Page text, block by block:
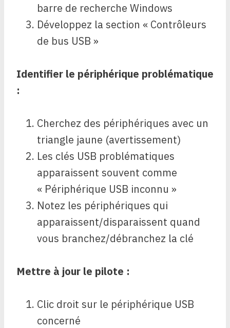
barre de recherche Windows
Développez la section « Contrôleurs
de bus USB »
Identifier le périphérique problématique
:
Cherchez des périphériques avec un
triangle jaune (avertissement)
Les clés USB problématiques
apparaissent souvent comme
« Périphérique USB inconnu »
Notez les périphériques qui
apparaissent/disparaissent quand
vous branchez/débranchez la clé
Mettre à jour le pilote :
Clic droit sur le périphérique USB
concerné